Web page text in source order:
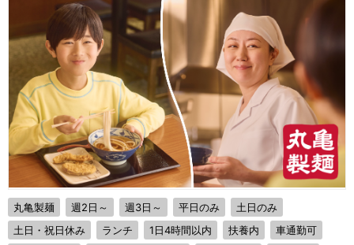
丸亀製麺 週2日～ 週3日～ 平日のみ
土日のみ
土日・祝日休み
ランチ 1日4時間以内 扶養内
車通勤可